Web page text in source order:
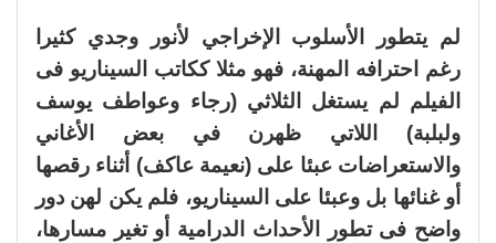
لم يتطور الأسلوب الإخراجي لأنور وجدي كثيرا
رغم احترافه المهنة، فهو مثلا ككاتب السيناريو فى
الفيلم لم يستغل الثلاثي (رجاء وعواطف يوسف
ولبلبة) اللاتي ظهرن في بعض الأغاني
والاستعراضات عبئا على (نعيمة عاكف) أثناء رقصها
أو غنائها بل وعبئا على السيناريو، فلم يكن لهن دور
واضح فى تطور الأحداث الدرامية أو تغير مسارها،